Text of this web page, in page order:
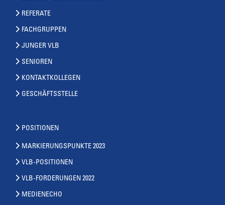
REFERATE
FACHGRUPPEN
JUNGER VLB
SENIOREN
KONTAKTKOLLEGEN
GESCHÄFTSSTELLE
POSITIONEN
MARKIERUNGSPUNKTE 2023
VLB-POSITIONEN
VLB-FORDERUNGEN 2022
MEDIENECHO